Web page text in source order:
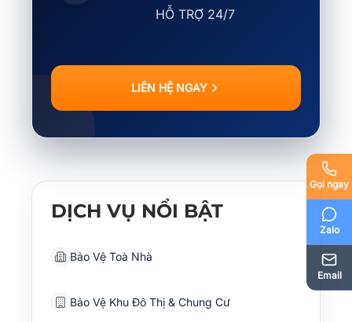
Gọi ngay
Zalo
Email
HỖ TRỢ 24/7
LIÊN HỆ NGAY
DỊCH VỤ NỔI BẬT
Bảo Vệ Toà Nhà
Bảo Vệ Khu Đô Thị & Chung Cư